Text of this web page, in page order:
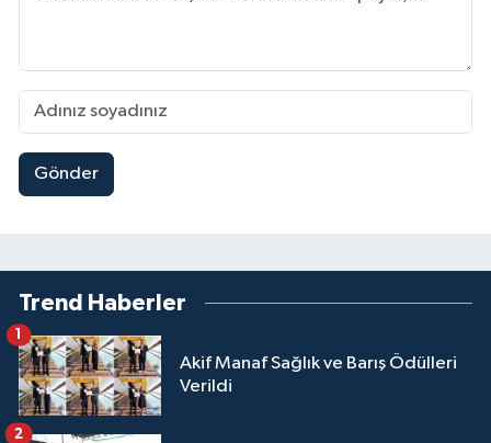
Gönder
Trend Haberler
Akif Manaf Sağlık ve Barış Ödülleri
Verildi
1
2